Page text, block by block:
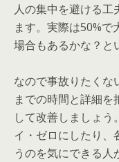
人の集中を避ける工
ます。実際は50%で
場合もあるかな？と
なので事故りたくな
までの時間と詳細
して改善しましょう
イ・ゼロにしたり、
うのを気にできる